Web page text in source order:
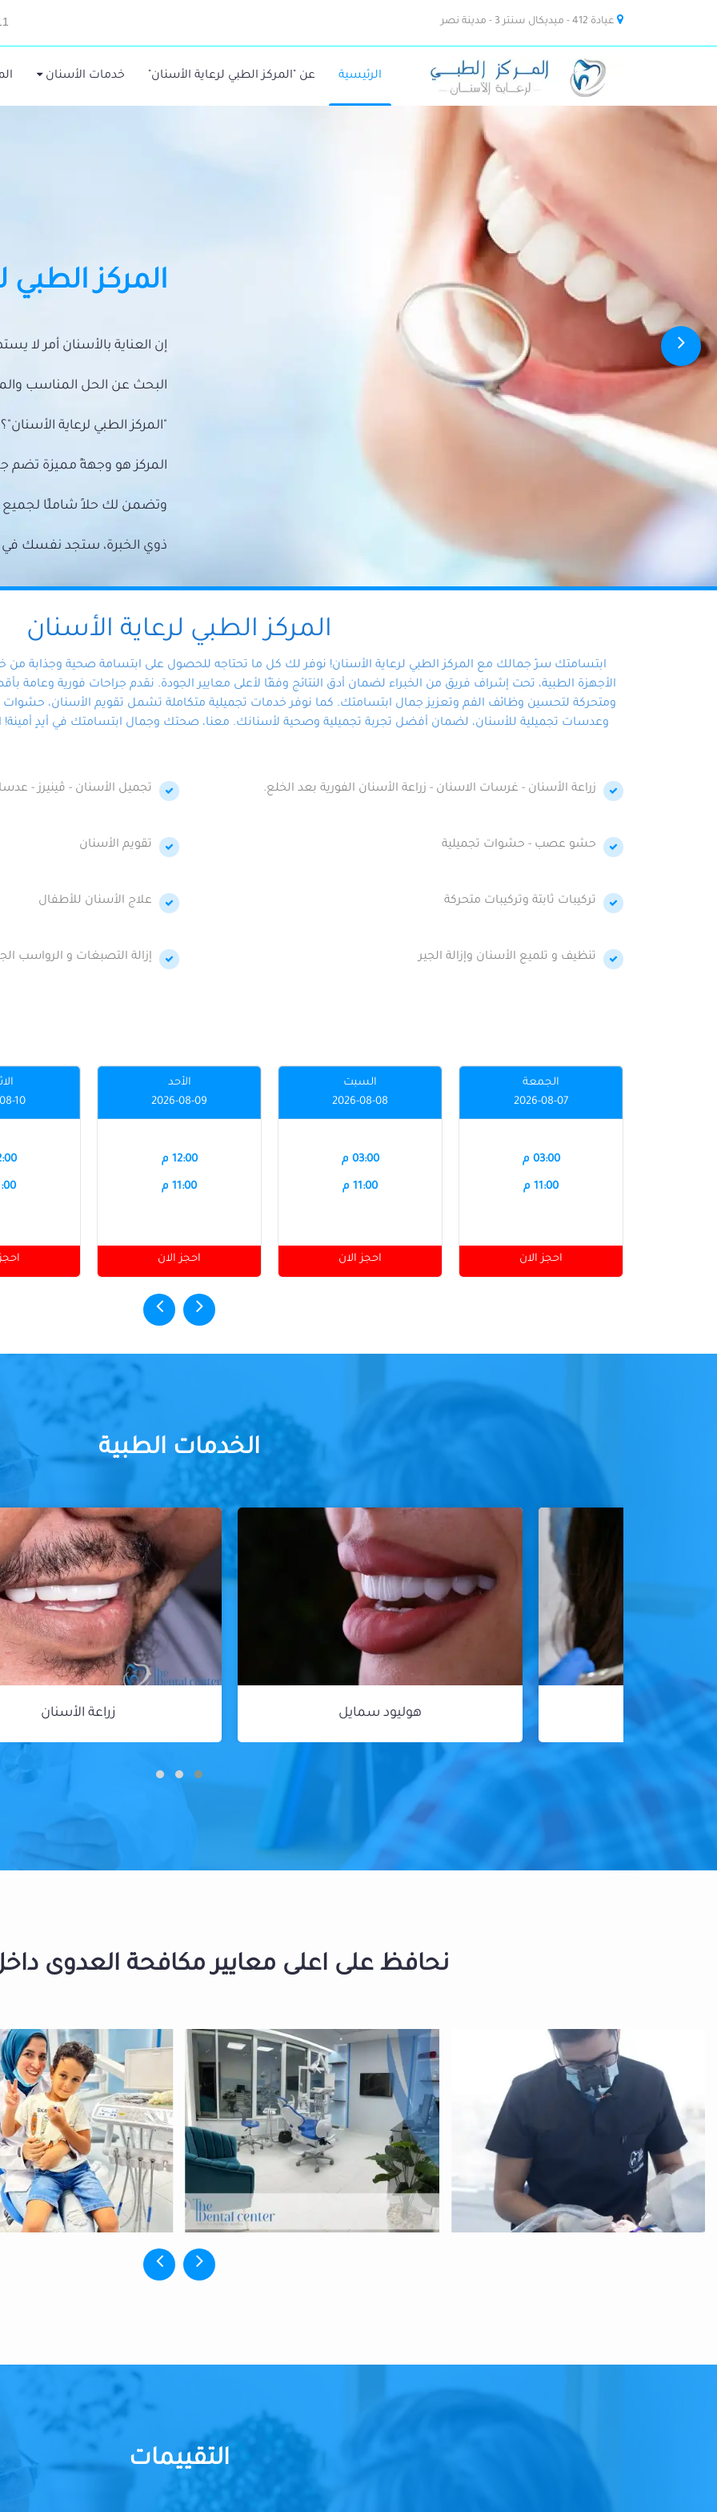
عيادة 412 - ميديكال سنتر 3 - مدينة نصر
الرئيسية عن "المركز الطبي لرعاية الأسنان" خدمات الأسنان
المركز الطبي
إن العناية بالأسنان أمر لا
البحث عن الحل المناسب
"المركز الطبي لرعاية الأسنان"؟
المركز هو وجهةً مميزة تضم
وتضمن لك حلاً شاملًا
ذوي الخبرة، ستجد نفسك في
المركز الطبي لرعاية الأسنان
ابتسامتك سرّ جمالك مع المركز الطبي لرعاية الأسنان! نوفر لك كل ما تحتاجه للحصول على ابتسامة صحية وجذابة
الأجهزة الطبية، تحت إشراف فريق من الخبراء لضمان أدق النتائج وفقًا لأعلى معايير الجودة. نقدم جراحات فورية وعامة
ومتحركة لتحسين وظائف الفم وتعزيز جمال ابتسامتك. كما نوفر خدمات تجميلية متكاملة تشمل تقويم الأسنان، حشوات
وعدسات تجميلية للأسنان، لضمان أفضل تجربة تجميلية وصحية لأسنانك. معنا، صحتك وجمال ابتسامتك في أيدٍ أمينة!
زراعة الأسنان - غرسات الاسنان - زراعة الأسنان الفورية بعد الخلع. تجميل الأسنان - ڤينيرز -
حشو عصب - حشوات تجميلية تقويم الأسنان
تركيبات ثابتة وتركيبات متحركة علاج الأسنان للأطفال
تنظيف و تلميع الأسنان وإزالة الجير إزالة التصبغات و الرواسب
الجمعة
2026-08-07
03:00 م
11:00 م
احجز الان
السبت
2026-08-08
03:00 م
11:00 م
احجز الان
الأحد
2026-08-09
12:00 م
11:00 م
احجز الان
10
الخدمات الطبية
نحافظ على اعلى معايير مكافحة العدوى
التقييمات